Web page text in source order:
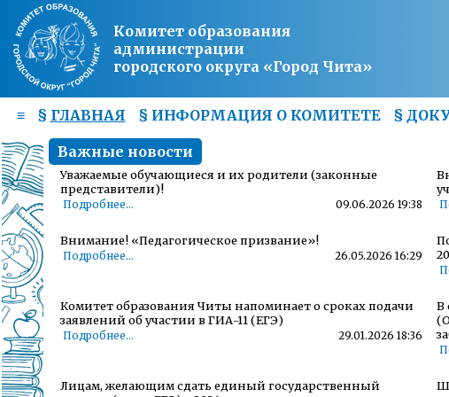
Комитет образования
администрации
городского округа «Город Чита»
≡ § ГЛАВНАЯ § ИНФОРМАЦИЯ О КОМИТЕТЕ §
Важные новости
Уважаемые обучающиеся и их родители (законные
представители)!
Подробнее... 09.06.2026 19:38
Внимание! «Педагогическое призвание»!
Подробнее... 26.05.2026 16:29
Комитет образования Читы напоминает о сроках подачи
заявлений об участии в ГИА-11 (ЕГЭ)
Подробнее... 29.01.2026 18:36
В
Лицам, желающим сдать единый государственный